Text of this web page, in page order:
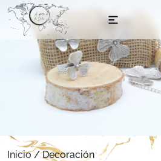
Inicio/ Decoración